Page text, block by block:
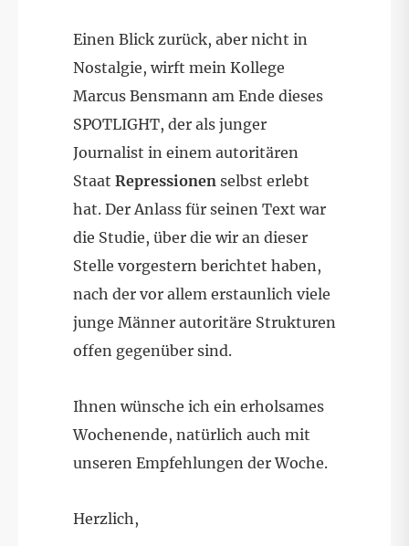
Einen Blick zurück, aber nicht in
Nostalgie, wirft mein Kollege
Marcus Bensmann am Ende dieses
SPOTLIGHT, der als junger
Journalist in einem autoritären
Staat Repressionen selbst erlebt
hat. Der Anlass für seinen Text war
die Studie, über die wir an dieser
Stelle vorgestern berichtet haben,
nach der vor allem erstaunlich viele
junge Männer autoritäre Strukturen
offen gegenüber sind.
Ihnen wünsche ich ein erholsames
Wochenende, natürlich auch mit
unseren Empfehlungen der Woche.
Herzlich,